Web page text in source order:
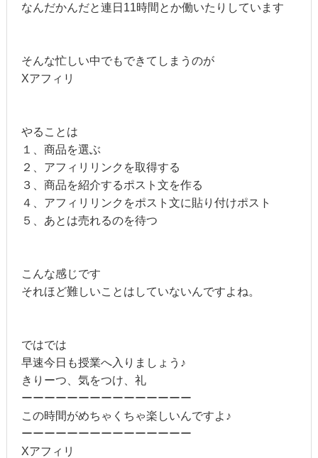
なんだかんだと連日11時間とか働いたりしています
そんな忙しい中でもできてしまうのが
Xアフィリ
やることは
１、商品を選ぶ
２、アフィリリンクを取得する
３、商品を紹介するポスト文を作る
４、アフィリリンクをポスト文に貼り付けポスト
５、あとは売れるのを待つ
こんな感じです
それほど難しいことはしていないんですよね。
ではでは
早速今日も授業へ入りましょう♪
きりーつ、気をつけ、礼
ーーーーーーーーーーーーーーー
この時間がめちゃくちゃ楽しいんですよ♪
ーーーーーーーーーーーーーーー
Xアフィリ